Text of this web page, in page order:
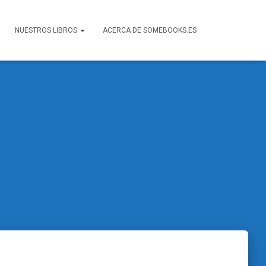
NUESTROS LIBROS ACERCA DE SOMEBOOKS.ES